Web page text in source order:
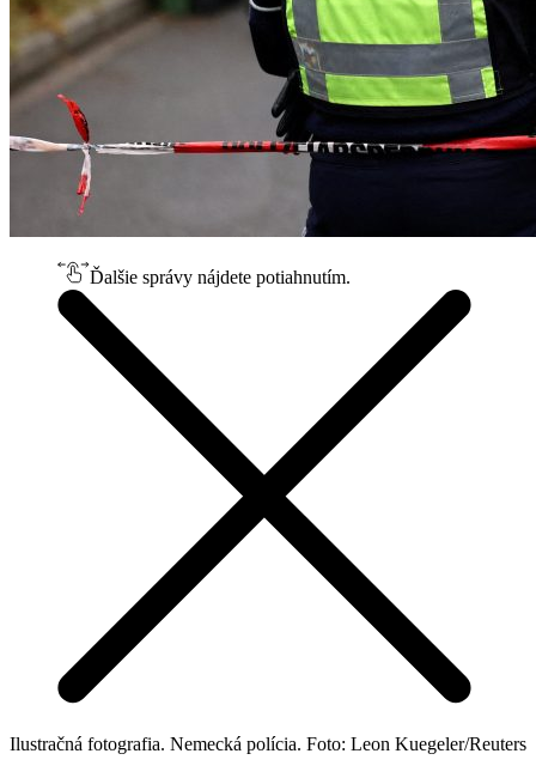
Ďalšie správy nájdete potiahnutím.
Ilustračná fotografia. Nemecká polícia. Foto: Leon Kuegeler/Reuters